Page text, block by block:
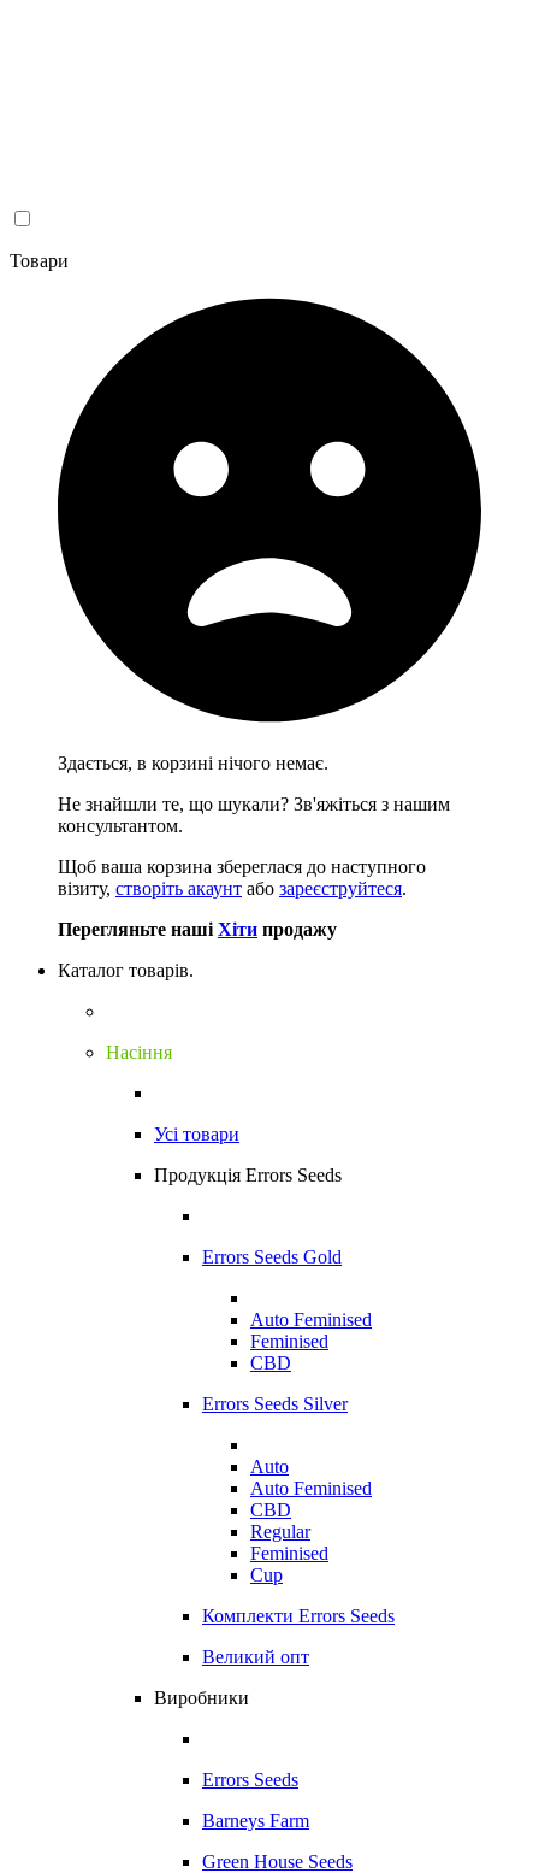
Товари
Здається, в корзині нічого немає.
Не знайшли те, що шукали? Зв'яжіться з нашим
консультантом.
Щоб ваша корзина збереглася до наступного
візиту, створіть акаунт або зареєструйтеся.
Перегляньте наші Хіти продажу
Каталог товарів.
Насіння
Усі товари
Продукція Errors Seeds
Errors Seeds Gold
Auto Feminised
Feminised
CBD
Errors Seeds Silver
Auto
Auto Feminised
CBD
Regular
Feminised
Cup
Комплекти Errors Seeds
Великий опт
Виробники
Errors Seeds
Barneys Farm
Green House Seeds